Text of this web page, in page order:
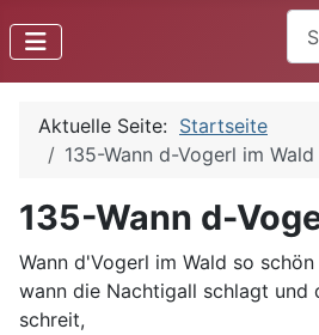
Aktuelle Seite: Startseite
135-Wann d-Vogerl im Wald
135-Wann d-
Wann d'Vogerl im Wald so
wann die Nachtigall schlagt und
schreit,